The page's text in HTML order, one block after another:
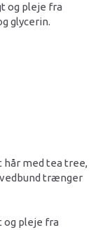
og pleje fra
glycerin.
hår med tea tree,
trænger
og pleje fra